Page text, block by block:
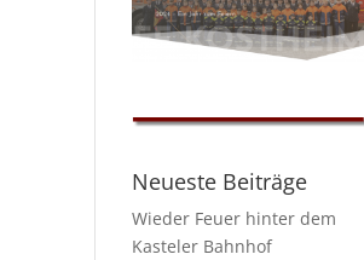
Neueste Beiträge
Wieder Feuer hinter dem
Kasteler Bahnhof